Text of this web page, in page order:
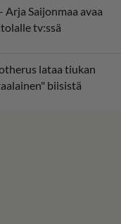
Saijonmaa avaa
tv:ssä
lataa tiukan
biisistä